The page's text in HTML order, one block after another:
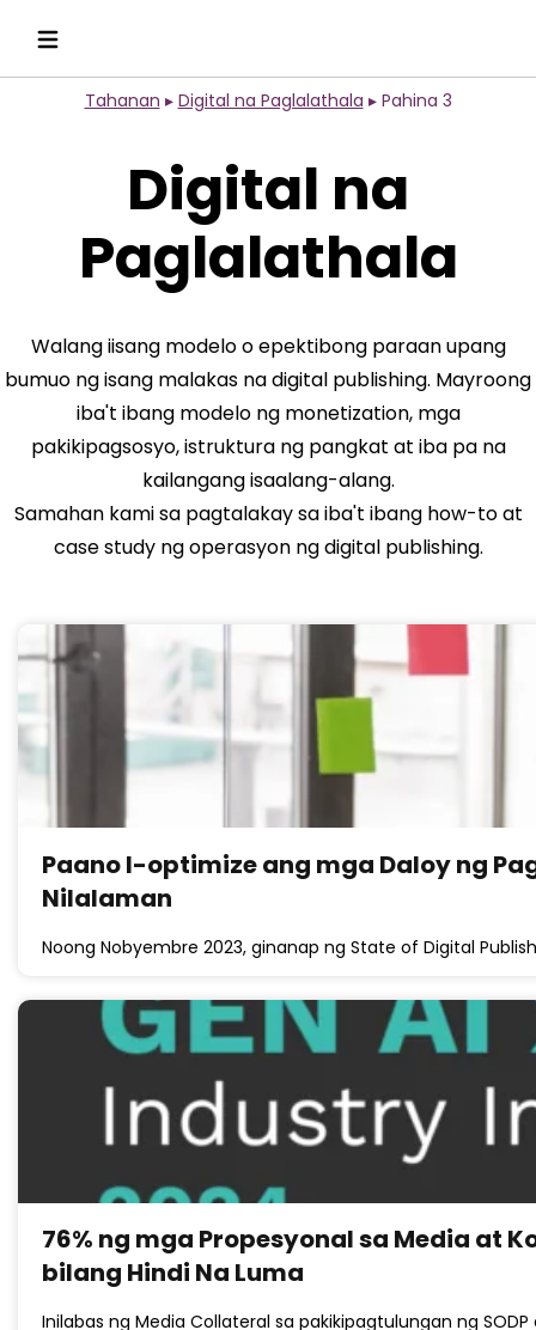
Tahanan ▸ Digital na Paglalathala ▸ Pahina 3
Digital na
Paglalathala
Walang iisang modelo o epektibong paraan upang
bumuo ng isang malakas na digital publishing. Mayroong
iba't ibang modelo ng monetization, mga
pakikipagsosyo, istruktura ng pangkat at iba pa na
kailangang isaalang-alang.
Samahan kami sa pagtalakay sa iba't ibang how-to at
case study ng operasyon ng digital publishing.
Paano I-optimize ang mga Daloy ng
Nilalaman
Noong Nobyembre 2023, ginanap ng State of Digital
76% ng mga Propesyonal sa Media at
bilang Hindi Na Luma
Inilabas ng Media Collateral sa pakikipagtulungan ng